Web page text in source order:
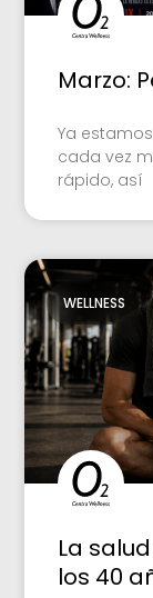
Marzo:
Ya
cada vez
rápido, así
WELLNESS
La
los 40